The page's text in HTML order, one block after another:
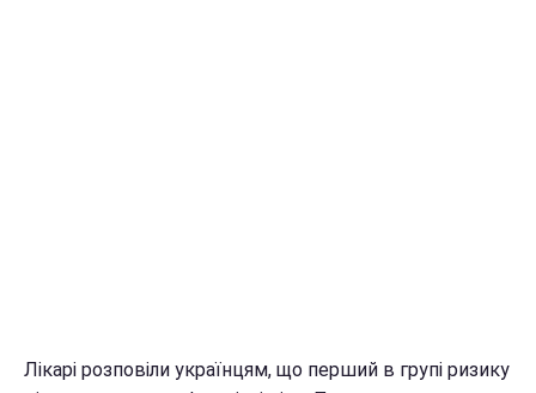
Лікарі розповіли українцям, що перший в групі ризику